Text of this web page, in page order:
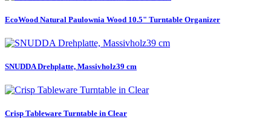
EcoWood Natural Paulownia Wood 10.5" Turntable Organizer
SNUDDA Drehplatte, Massivholz39 cm
Crisp Tableware Turntable in Clear